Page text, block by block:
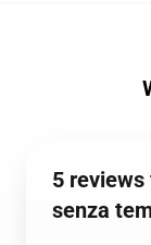
5
senza